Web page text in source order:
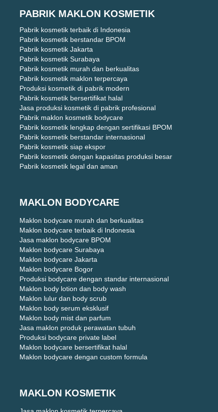
PABRIK MAKLON KOSMETIK
Pabrik kosmetik terbaik di Indonesia
Pabrik kosmetik berstandar BPOM
Pabrik kosmetik Jakarta
Pabrik kosmetik Surabaya
Pabrik kosmetik murah dan berkualitas
Pabrik kosmetik maklon terpercaya
Produksi kosmetik di pabrik modern
Pabrik kosmetik bersertifikat halal
Jasa produksi kosmetik di pabrik profesional
Pabrik maklon kosmetik bodycare
Pabrik kosmetik lengkap dengan sertifikasi BPOM
Pabrik kosmetik berstandar internasional
Pabrik kosmetik siap ekspor
Pabrik kosmetik dengan kapasitas produksi besar
Pabrik kosmetik legal dan aman
MAKLON BODYCARE
Maklon bodycare murah dan berkualitas
Maklon bodycare terbaik di Indonesia
Jasa maklon bodycare BPOM
Maklon bodycare Surabaya
Maklon bodycare Jakarta
Maklon bodycare Bogor
Produksi bodycare dengan standar internasional
Maklon body lotion dan body wash
Maklon lulur dan body scrub
Maklon body serum eksklusif
Maklon body mist dan parfum
Jasa maklon produk perawatan tubuh
Produksi bodycare private label
Maklon bodycare bersertifikat halal
Maklon bodycare dengan custom formula
MAKLON KOSMETIK